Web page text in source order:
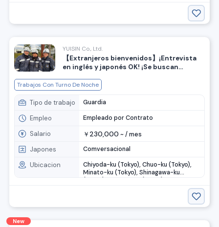
YUISIN Co., Ltd.
【Extranjeros bienvenidos】¡Entrevista
en inglés y japonés OK! ¡Se buscan
Trabajos Con Turno De Noche
Tipo de trabajo Guardia
Empleo Empleado por Contrato
Salario ￥ 230,000 ~ /mes
Japones Comversacional
Ubicacion
Chiyoda-ku (Tokyo), Chuo-ku (Tokyo),
Minato-ku (Tokyo), Shinagawa-ku
(Tokyo), Shibuya-ku (Tokyo)
New